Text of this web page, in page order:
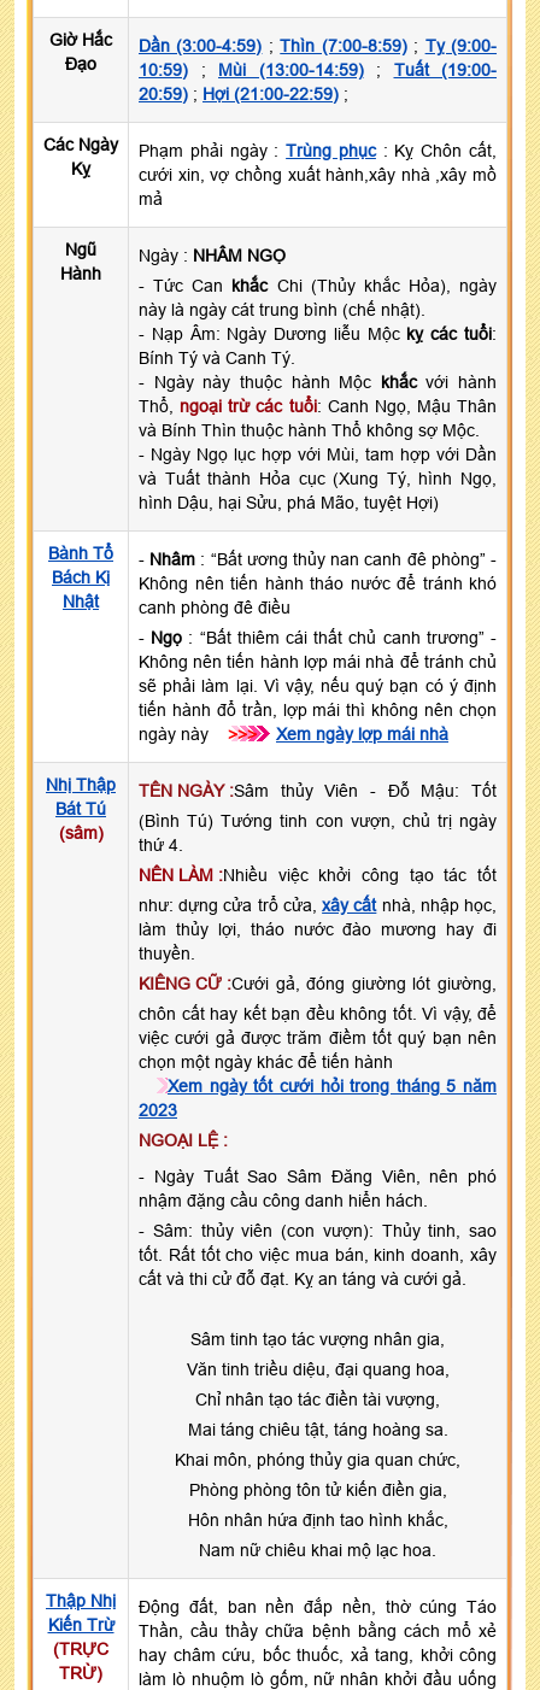
Giờ Hắc
Đạo
Dần (3:00-4:59) ;Thìn (7:00-8:59); Tỵ (9:00-
10:59) ; Mùi (13:00-14:59); Tuất (19:00-
20:59) ; Hợi (21:00-22:59) ;
Các Ngày
Kỵ
Phạm phải ngày : Trùng phục: Kỵ Chôn cất,
cưới xin, vợ chồng xuất hành,xây nhà ,xây mồ
mả
Ngũ
Hành
Ngày : NHÂM NGỌ
- Tức Can khắcChi (Thủy khắc Hỏa), ngày
này là ngày cát trung bình (chế nhật).
- Nạp Âm: Ngày Dương liễu Mộc kỵ các tuổi:
Bính Tý và Canh Tý.
- Ngày này thuộc hành Mộc khắcvới hành
Thổ, ngoại trừ các tuổi: Canh Ngọ, Mậu Thân
và Bính Thìn thuộc hành Thổ không sợ Mộc.
- Ngày Ngọ lục hợp với Mùi, tam hợp với Dần
và Tuất thành Hỏa cục (Xung Tý, hình Ngọ,
hình Dậu, hại Sửu, phá Mão, tuyệt Hợi)
Bành Tổ
Bách Kị
Nhật
- Nhâm : “Bất ương thủy nan canh đê phòng” -
Không nên tiến hành tháo nước để tránh khó
canh phòng đê điều
- Ngọ : “Bất thiêm cái thất chủ canh trương” -
Không nên tiến hành lợp mái nhà để tránh chủ
sẽ phải làm lại. Vì vậy, nếu quý bạn có ý định
tiến hành đổ trần, lợp mái thì không nên chọn
ngày này
>>> Xem ngày lợp mái nhà
Nhị Thập
Bát Tú
(sâm)
TÊN NGÀY :Sâm thủy Viên - Đỗ Mậu: Tốt
(Bình Tú) Tướng tinh con vượn, chủ trị ngày
thứ 4.
NÊN LÀM :Nhiều việc khởi công tạo tác tốt
như: dựng cửa trổ cửa,xây cấtnhà, nhập học,
làm thủy lợi, tháo nước đào mương hay đi
thuyền.
KIÊNG CỮ :Cưới gả, đóng giường lót giường,
chôn cất hay kết bạn đều không tốt. Vì vậy, để
việc cưới gả được trăm điềm tốt quý bạn nên
chọn một ngày khác để tiến hành
Xem ngày tốt cưới hỏi trong tháng 5 năm
2023
NGOẠI LỆ :
- Ngày Tuất Sao Sâm Đăng Viên, nên phó
nhậm đặng cầu công danh hiển hách.
- Sâm: thủy viên (con vượn): Thủy tinh, sao
tốt. Rất tốt cho việc mua bán, kinh doanh, xây
cất và thi cử đỗ đạt. Kỵ an táng và cưới gả.
Sâm tinh tạo tác vượng nhân gia,
Văn tinh triều diệu, đại quang hoa,
Chỉ nhân tạo tác điền tài vượng,
Mai táng chiêu tật, táng hoàng sa.
Khai môn, phóng thủy gia quan chức,
Phòng phòng tôn tử kiến điền gia,
Hôn nhân hứa định tao hình khắc,
Nam nữ chiêu khai mộ lạc hoa.
Thập Nhị
Kiến Trừ
(TRỰC
TRỪ)
Động đất, ban nền đắp nền, thờ cúng Táo
Thần, cầu thầy chữa bệnh bằng cách mổ xẻ
hay châm cứu, bốc thuốc, xả tang, khởi công
làm lò nhuộm lò gốm, nữ nhân khởi đầu uống